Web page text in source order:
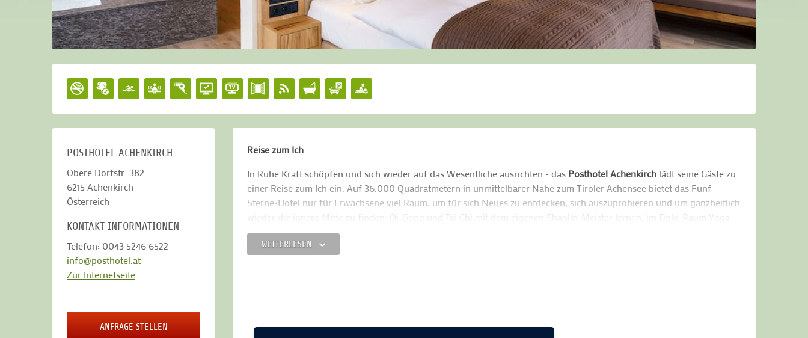
POSTHOTEL ACHENKIRCH
Obere Dorfstr. 382
6215 Achenkirch
Österreich
KONTAKT INFORMATIONEN
Telefon: 0043 5246 6522
info@posthotel.at
Zur Internetseite
ANFRAGE STELLEN
Reise zum Ich
In Ruhe Kraft schöpfen und sich wieder auf das Wesentliche ausrichten - das Posthotel Achenkirch lädt seine Gäste zu
einer Reise zum Ich ein. Auf 36.000 Quadratmetern in unmittelbarer Nähe zum Tiroler Achensee bietet das Fünf-
Sterne-Hotel nur für Erwachsene viel Raum, um für sich Neues zu entdecken, sich auszuprobieren und um ganzheitlich
wieder die innere Mitte zu finden: Qi-Gong und Tai Chi mit dem eigenen Shaolin-Meister lernen, im Dojo-Raum Yoga
und Meditation praktizieren, oder im Atrium Spa, dem Refugium für Schönheit und Gesundheit, bringt die Ärztin für
Traditionelle Chinesische Medizin (TCM) den Energiefluss wieder ins Gleichgewicht.
und Squash spielen, auf der eigenen Golfanlage Bälle schlagen, in den geräumigen Fitnessräumen trainieren oder die
WEITERLESEN